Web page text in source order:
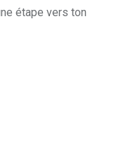
étape vers ton